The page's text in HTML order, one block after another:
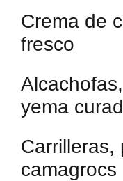
Crema de
fresco
yema
Carrilleras,
camagrocs